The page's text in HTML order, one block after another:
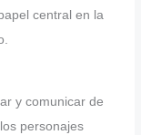
central en la
y comunicar de
personajes